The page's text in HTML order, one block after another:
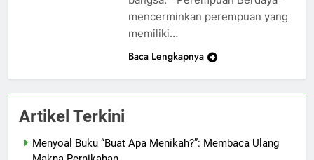
mencerminkan perempuan yang
memiliki…
Baca Lengkapnya
Artikel Terkini
Menyoal Buku “Buat Apa Menikah?”: Membaca Ulang